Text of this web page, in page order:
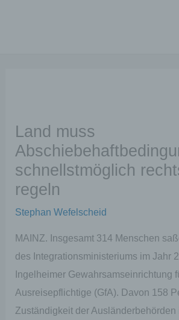
Land muss
schnellstmöglich
regeln
Stephan Wefelscheid
MAINZ. Insgesamt 314 Menschen
des Integrationsministeriums im Jahr
Ingelheimer Gewahrsamseinrichtung
Ausreisepflichtige (GfA). Davon 158
Zuständigkeit der